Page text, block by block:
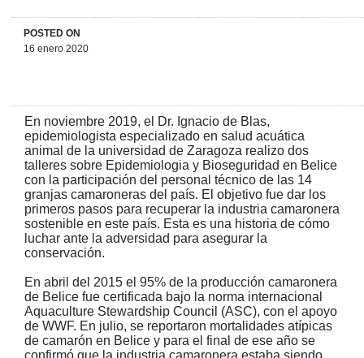
POSTED ON
16 enero 2020
En noviembre 2019, el Dr. Ignacio de Blas,
epidemiologista especializado en salud acuática
animal de la universidad de Zaragoza realizo dos
talleres sobre Epidemiologia y Bioseguridad en Belice
con la participación del personal técnico de las 14
granjas camaroneras del país. El objetivo fue dar los
primeros pasos para recuperar la industria camaronera
sostenible en este país. Esta es una historia de cómo
luchar ante la adversidad para asegurar la
conservación.
En abril del 2015 el 95% de la producción camaronera
de Belice fue certificada bajo la norma internacional
Aquaculture Stewardship Council (ASC), con el apoyo
de WWF. En julio, se reportaron mortalidades atípicas
de camarón en Belice y para el final de ese año se
confirmó que la industria camaronera estaba siendo